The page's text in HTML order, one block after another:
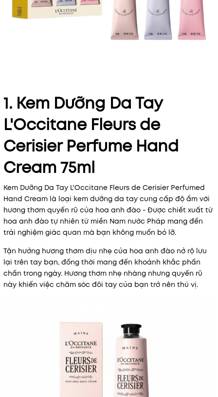
1. Kem Dưỡng Da Tay
L'Occitane Fleurs de
Cerisier Perfume Hand
Cream 75ml
Kem Dưỡng Da Tay L'Occitane Fleurs de Cerisier Perfumed
Hand Cream là loại kem dưỡng da tay cung cấp độ ẩm với
hương thơm quyến rũ của hoa anh đào - Được chiết xuất từ
hoa anh đào tự nhiên từ miền Nam nước Pháp mang đến
trải nghiệm giác quan mà bạn không muốn bỏ lỡ.
Tận hưởng hương thơm dịu nhẹ của hoa anh đào nở rộ lưu
lại trên tay bạn, đồng thời mang đến khoảnh khắc phấn
chấn trong ngày. Hương thơm nhẹ nhàng nhưng quyến rũ
này khiến việc chăm sóc đôi tay của bạn trở nên thú vị.